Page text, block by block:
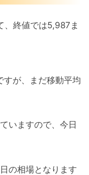
終値では5,987ま
が、まだ移動平均
いますので、今日
の相場となります